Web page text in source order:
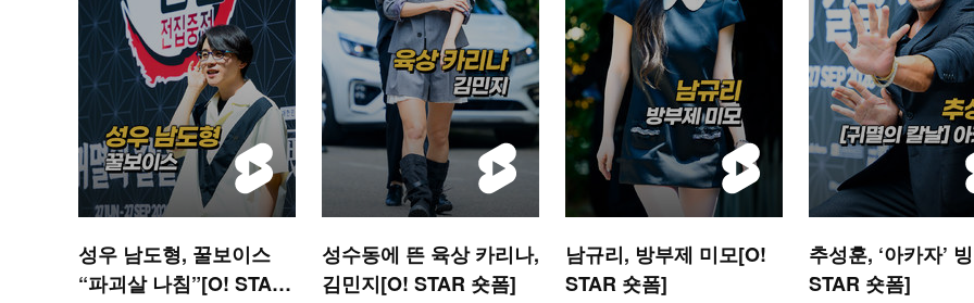
성우 남도형, 꿀보이스
“파괴살 나침”[O! STAR
성수동에 뜬 육상 카리나,
김민지[O! STAR 숏폼]
남규리, 방부제 미모[O!
STAR 숏폼]
추성훈, ‘아카자’
STAR 숏폼]